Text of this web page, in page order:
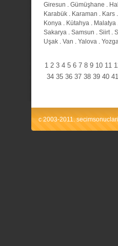
Giresun . Gümüşhane .
Karabük . Karaman . Kars .
Konya . Kütahya . Malatya
Sakarya . Samsun . Siirt.
Uşak . Van . Yalova .
1 2 3 4 5 6 7 8 9 10 11
34 35 36 37 38 39 40 41
c 2003-2011.